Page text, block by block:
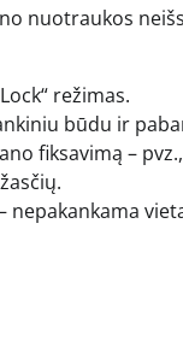
nuotraukos
režimas.
būdu ir
fiksavimą –